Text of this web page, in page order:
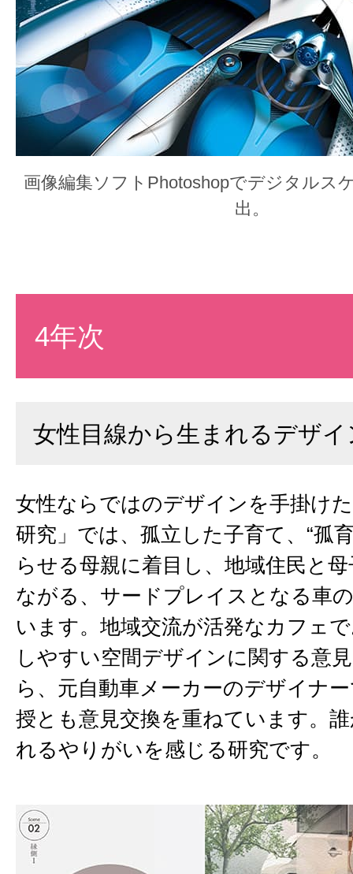
画像編集ソフトPhotoshopでデジタルス
出。
4年次
女性目線から生まれるデザ
女性ならではのデザインを手掛け
研究」では、孤立した子育て、“孤
らせる母親に着目し、地域住民と
ながる、サードプレイスとなる車
います。地域交流が活発なカフェ
しやすい空間デザインに関する意
ら、元自動車メーカーのデザイナ
授とも意見交換を重ねています。
れるやりがいを感じる研究です。